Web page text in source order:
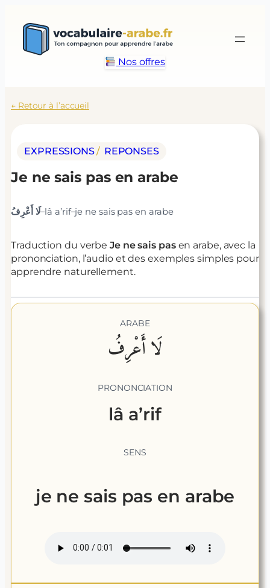
Nos offres
← Retour à l’accueil
EXPRESSIONS/ REPONSES
Je ne sais pasen arabe
لَا أَعْرِفُ–lâ a’rif–je ne sais pas en arabe
Traduction du verbe Je ne sais pasen arabe, avec la
prononciation, l’audio et des exemples simples pour
apprendre naturellement.
ARABE
لَا أَعْرِفُ
PRONONCIATION
lâ a’rif
SENS
je ne sais pas en arabe